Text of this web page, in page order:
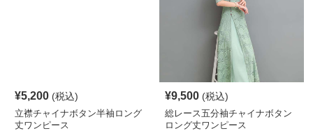
¥5,200 (税込)
立襟チャイナボタン半袖ロング
丈ワンピース
¥9,500 (税込)
総レース五分袖チャイナボタン
ロング丈ワンピース